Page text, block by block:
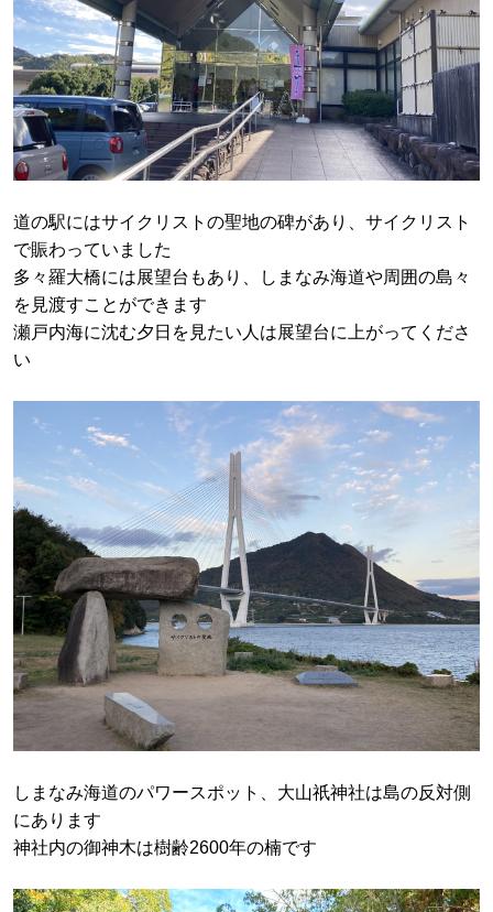
道の駅にはサイクリストの聖地の碑があり、サイクリスト
で賑わっていました
多々羅大橋には展望台もあり、しまなみ海道や周囲の島々
を見渡すことができます
瀬戸内海に沈む夕日を見たい人は展望台に上がってくださ
い
しまなみ海道のパワースポット、大山祇神社は島の反対側
にあります
神社内の御神木は樹齢2600年の楠です